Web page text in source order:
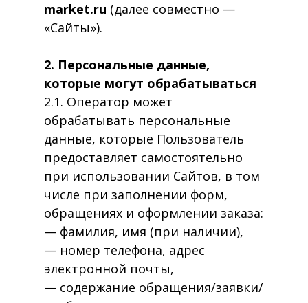
market.ru (далее совместно —
«Сайты»).
2. Персональные данные,
которые могут обрабатываться
2.1. Оператор может
обрабатывать персональные
данные, которые Пользователь
предоставляет самостоятельно
при использовании Сайтов, в том
числе при заполнении форм,
обращениях и оформлении заказа:
— фамилия, имя (при наличии),
— номер телефона, адрес
электронной почты,
— содержание обращения/заявки/